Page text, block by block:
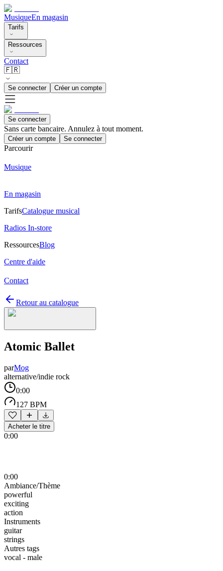
MusiqueEn magasin
Tarifs
Ressources
Contact
🇫🇷
Se connecter Créer un compte
Se connecter
Sans carte bancaire. Annulez à tout moment.
Créer un compte Se connecter
Parcourir
Musique
En magasin
TarifsCatalogue musical
Radios In-store
RessourcesBlog
Centre d'aide
Contact
Retour au catalogue
Atomic Ballet
parMog
alternative/indie rock
0:00
127 BPM
Acheter le titre
0:00
0:00
Ambiance/Thème
powerful
exciting
action
Instruments
guitar
strings
Autres tags
vocal - male